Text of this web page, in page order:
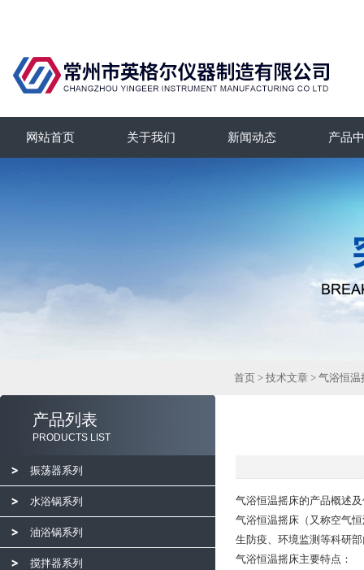
网站首页 关于我们 新闻动态 产品
产品列表
PRODUCTS LIST
振荡器系列
水浴锅系列
油浴锅系列
搅拌器系列
首页 > 技术文章 > 气浴恒
气浴恒温摇床的产品概述
气浴恒温摇床（又称空气
生防疫、环境监测等科研
气浴恒温摇床主要特点：